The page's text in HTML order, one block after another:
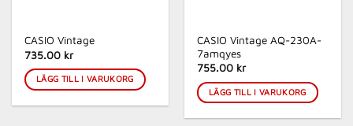
CASIO Vintage
735.00 kr
LÄGG TILL I VARUKORG
CASIO Vintage AQ-230A-
7amqyes
755.00 kr
LÄGG TILL I VARUKORG